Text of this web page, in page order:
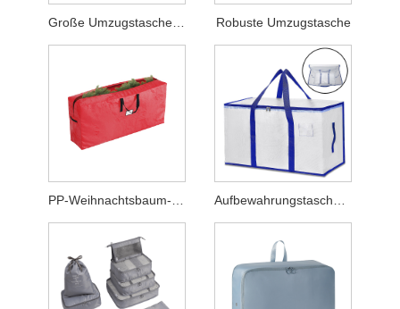
Große Umzugstaschen mit Rucksackgurten Robuste Umzugstasche